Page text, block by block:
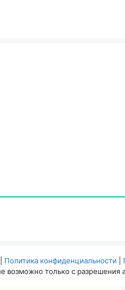
Политика конфиденциальности
возможно только с разрешения